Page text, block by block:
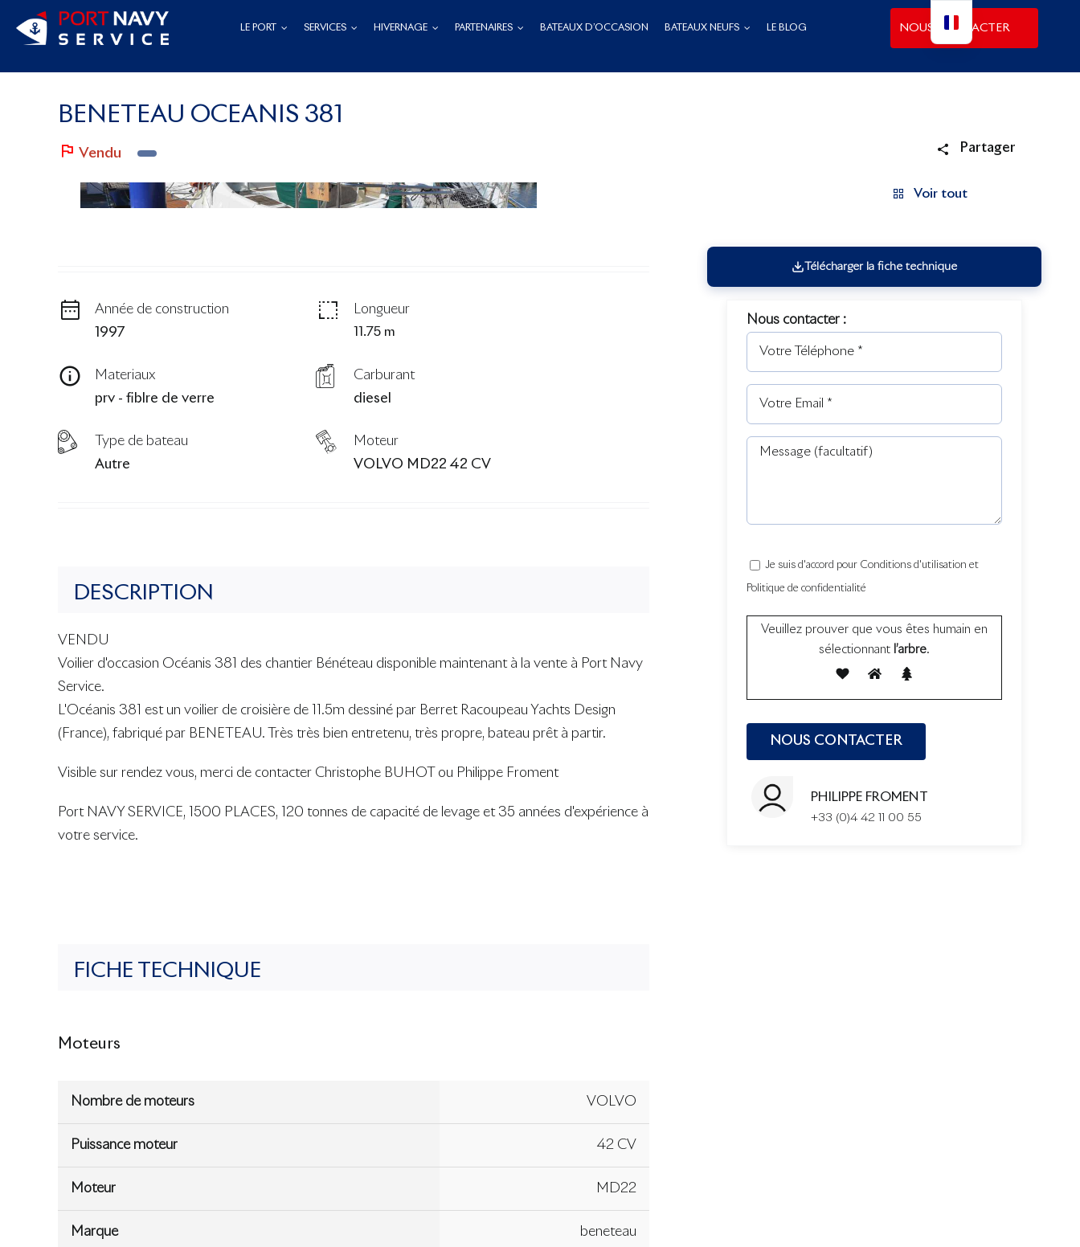
Passer
LE PORT SERVICES HIVERNAGE PARTENAIRES BATEAUX D’OCCASION BATEAUX NEUFS LE BLOG NOUS CONTACTER
BENETEAU OCEANIS 381
Vendu Partager
Voir tout
Année de construction
1997
Longueur
11.75 m
Materiaux
prv - fiblre de verre
Carburant
diesel
Type de bateau
Autre
Moteur
VOLVO MD22 42 CV
DESCRIPTION
VENDU
Voilier d'occasion Océanis 381 des chantier Bénéteau disponible maintenant à la vente à Port Navy
Service.
L'Océanis 381 est un voilier de croisière de 11.5m dessiné par Berret Racoupeau Yachts Design
(France), fabriqué par BENETEAU. Très très bien entretenu, très propre, bateau prêt à partir.
Visible sur rendez vous, merci de contacter Christophe BUHOT ou Philippe Froment
Port NAVY SERVICE, 1500 PLACES, 120 tonnes de capacité de levage et 35 années d'expérience à
votre service.
FICHE TECHNIQUE
Moteurs
Nombre de moteurs VOLVO
Puissance moteur 42 CV
Moteur MD22
Marque beneteau
Télécharger la fiche technique
Nous contacter :
Je suis d'accord pour Conditions d'utilisation et
Politique de confidentialité
Veuillez prouver que vous êtes humain en
sélectionnant l’arbre.
PHILIPPE FROMENT
+33 (0)4 42 11 00 55